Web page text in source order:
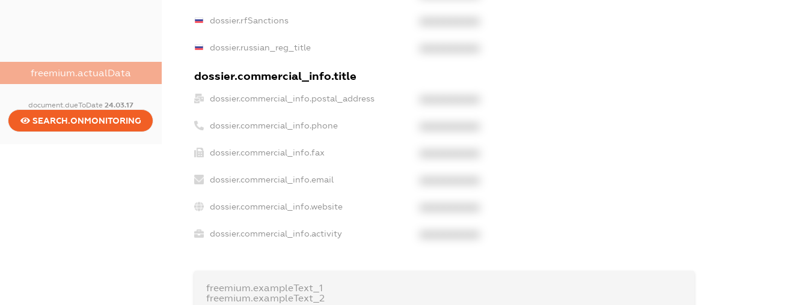
freemium.actualData
document.dueToDate 24.03.17
SEARCH.ONMONITORING
dossier.rfSanctions
dossier.russian_reg_title
dossier.commercial_info.title
dossier.commercial_info.postal_address
dossier.commercial_info.phone
dossier.commercial_info.fax
dossier.commercial_info.email
dossier.commercial_info.website
dossier.commercial_info.activity
freemium.exampleText_1
freemium.exampleText_2